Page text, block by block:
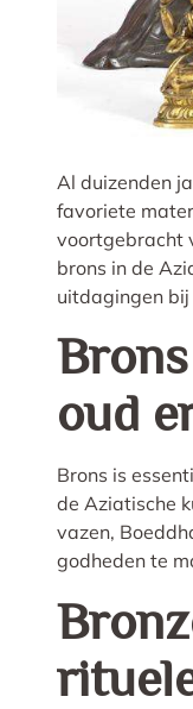
Al duizenden
favoriete
voortgebracht
brons in de
uitdagingen
oud
Brons is
de Aziatische
vazen,
godheden te